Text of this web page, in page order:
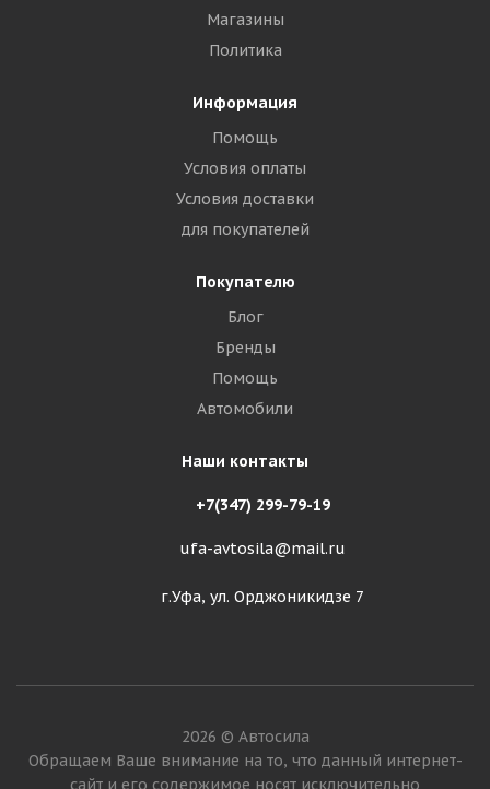
Магазины
Политика
Информация
Помощь
Условия оплаты
Условия доставки
для покупателей
Покупателю
Блог
Бренды
Помощь
Автомобили
Наши контакты
+7(347) 299-79-19
ufa-avtosila@mail.ru
г.Уфа, ул. Орджоникидзе 7
2026 © Автосила
Обращаем Ваше внимание на то, что данный интернет-
сайт и его содержимое носят исключительно